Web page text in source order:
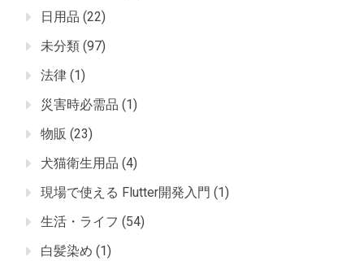
日用品 (22)
未分類 (97)
法律 (1)
災害時必需品 (1)
物販 (23)
犬猫衛生用品 (4)
現場で使える Flutter開発入門 (1)
生活・ライフ (54)
白髪染め (1)